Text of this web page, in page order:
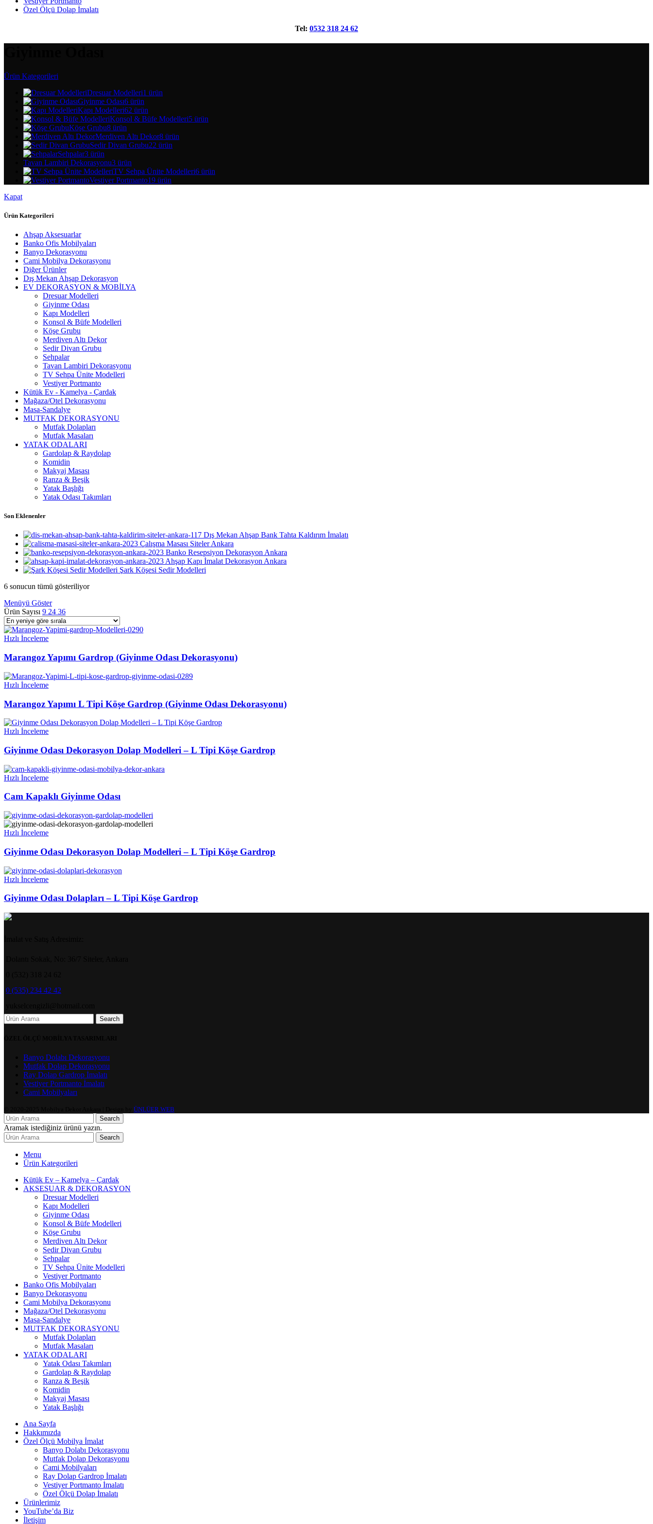
Özel Ölçü Dolap İmalatı
Tel: 0532 318 24 62
Ürün Kategorileri
Dresuar Modelleri1 ürün
Giyinme Odası6 ürün
Kapı Modelleri62 ürün
Konsol & Büfe Modelleri5 ürün
Köşe Grubu8 ürün
Merdiven Altı Dekor8 ürün
Sedir Divan Grubu22 ürün
Sehpalar3 ürün
Tavan Lambiri Dekorasyonu3 ürün
TV Sehpa Ünite Modelleri6 ürün
Vestiyer Portmanto19 ürün
Kapat
Ürün Kategorileri
Ahşap Aksesuarlar
Banko Ofis Mobilyaları
Banyo Dekorasyonu
Cami Mobilya Dekorasyonu
Diğer Ürünler
Dış Mekan Ahşap Dekorasyon
EV DEKORASYON & MOBİLYA
Dresuar Modelleri
Giyinme Odası
Kapı Modelleri
Konsol & Büfe Modelleri
Köşe Grubu
Merdiven Altı Dekor
Sedir Divan Grubu
Sehpalar
Tavan Lambiri Dekorasyonu
TV Sehpa Ünite Modelleri
Vestiyer Portmanto
Kütük Ev - Kamelya - Çardak
Mağaza/Otel Dekorasyonu
Masa-Sandalye
MUTFAK DEKORASYONU
Mutfak Dolapları
Mutfak Masaları
YATAK ODALARI
Gardolap & Raydolap
Komidin
Makyaj Masası
Ranza & Beşik
Yatak Başlığı
Yatak Odası Takımları
Son Eklenenler
Dış Mekan Ahşap Bank Tahta Kaldırım İmalatı
Çalışma Masası Siteler Ankara
Banko Resepsiyon Dekorasyon Ankara
Ahşap Kapı İmalat Dekorasyon Ankara
Şark Köşesi Sedir Modelleri
6 sonucun tümü gösteriliyorEn
Menüyü Göster
Ürün Sayısı 9 24 36
Hızlı İnceleme
Marangoz Yapımı Gardrop (Giyinme Odası Dekorasyonu)
Hızlı İnceleme
Marangoz Yapımı L Tipi Köşe Gardrop (Giyinme Odası Dekorasyonu)
Hızlı İnceleme
Giyinme Odası Dekorasyon Dolap Modelleri – L Tipi Köşe Gardrop
Hızlı İnceleme
Cam Kapaklı Giyinme Odası
Hızlı İnceleme
Giyinme Odası Dekorasyon Dolap Modelleri – L Tipi Köşe Gardrop
Hızlı İnceleme
Giyinme Odası Dolapları – L Tipi Köşe Gardrop
0 (535) 234 42 42
Search
Banyo Dolabı Dekorasyonu
Mutfak Dolap Dekorasyonu
Ray Dolap Gardrop İmalatı
Vestiyer Portmanto İmalatı
Cami Mobilyaları
ÜNLÜER WEB
Search
Aramak istediğiniz ürünü yazın.
Search
Menu
Ürün Kategorileri
Kütük Ev – Kamelya – Çardak
AKSESUAR & DEKORASYON
Dresuar Modelleri
Kapı Modelleri
Giyinme Odası
Konsol & Büfe Modelleri
Köşe Grubu
Merdiven Altı Dekor
Sedir Divan Grubu
Sehpalar
TV Sehpa Ünite Modelleri
Vestiyer Portmanto
Banko Ofis Mobilyaları
Banyo Dekorasyonu
Cami Mobilya Dekorasyonu
Mağaza/Otel Dekorasyonu
Masa-Sandalye
MUTFAK DEKORASYONU
Mutfak Dolapları
Mutfak Masaları
YATAK ODALARI
Yatak Odası Takımları
Gardolap & Raydolap
Ranza & Beşik
Komidin
Makyaj Masası
Yatak Başlığı
Ana Sayfa
Hakkımızda
Özel Ölçü Mobilya İmalat
Banyo Dolabı Dekorasyonu
Mutfak Dolap Dekorasyonu
Cami Mobilyaları
Ray Dolap Gardrop İmalatı
Vestiyer Portmanto İmalatı
Özel Ölçü Dolap İmalatı
Ürünlerimiz
YouTube’da Biz
İletişim